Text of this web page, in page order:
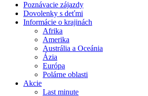
Poznávacie zájazdy
Dovolenky s deťmi
Informácie o krajinách
Afrika
Amerika
Austrália a Oceánia
Ázia
Európa
Polárne oblasti
Akcie
Last minute